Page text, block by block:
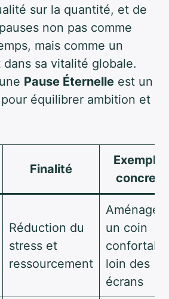
sur la quantité, et de
non pas comme
mais comme un
sa vitalité globale.
Pause Éternelle est un
équilibrer ambition et
Finalité
Exemple
concret
Réduction du
stress et
ressourcement
Aménager
un coin
loin des
écrans